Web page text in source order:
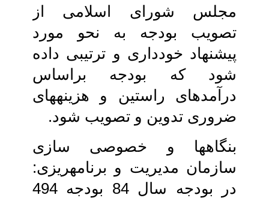
مجلس شورای اسلامی از
تصویب‏ بودجه به نحو مورد
پیشنهاد خودداری و ترتیبی داده
شود که‏ بودجه براساس
درآمدهای راستین‏ و هزینه‏های
ضروری تدوین و تصویب شود.
بنگاه‏ها و خصوصی سازی
سازمان مدیریت و برنامه‏ریزی:
در بودجه سال 84 بودجه 494